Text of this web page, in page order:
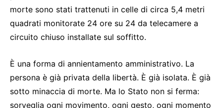
morte sono stati trattenuti in celle di circa 5,4 metri
quadrati monitorate 24 ore su 24 da telecamere a
circuito chiuso installate sul soffitto.
È una forma di annientamento amministrativo. La
persona è già privata della libertà. È già isolata. È già
sotto minaccia di morte. Ma lo Stato non si ferma:
sorveglia ogni movimento, ogni gesto, ogni momento